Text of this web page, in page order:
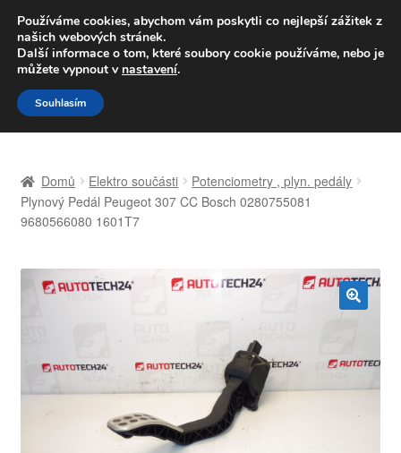
DOPRAVA od 139,-Kč
Volejte po-pá 9-16 704 494 494
Přeskočit
na
navigaci
Přejít
k
obsahu
Celosvětová doprava
Kontakt
Domů Elektro součásti
Potenciometry , plyn. pedály
Plynový Pedál Peugeot 307 CC Bosch 0280755081
9680566080 1601T7
Používáme cookies, abychom vám poskytli co nejlepší zážitek z
našich webových stránek.
Další informace o tom, které soubory cookie používáme, nebo je
můžete vypnout v nastavení.
Souhlasím